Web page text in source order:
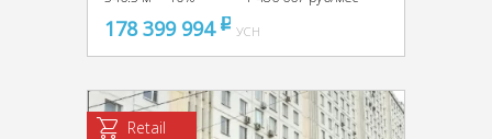
178 399 994 pуб
УСН
Retail